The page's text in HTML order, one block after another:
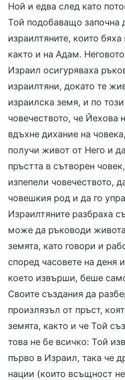
Ной и едва след като
Той подобаващо започна
израилтяните, които
както и на Адам.
Израил осигуряваха
израилтяни, докато те
израилска земя, и по
човечеството, че
вдъхне дихание на
получи живот от Него и
пръстта в сътворен
изпепели човечеството,
човешкия род и да го
Израилтяните разбраха
може да ръководи
земята, като говори и
според часовете на деня
което извърши, беше
Своите създания да
произлязъл от пръст,
земята, както и че Той
това не бе всичко: Той
първо в Израил, така че
нации (които всъщност